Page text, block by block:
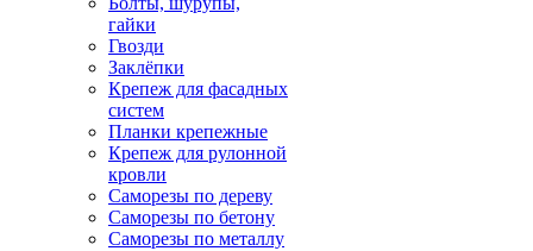
гайки
Гвозди
Заклёпки
Крепеж для фасадных
систем
Планки крепежные
Крепеж для рулонной
кровли
Саморезы по дереву
Саморезы по бетону
Саморезы по металлу